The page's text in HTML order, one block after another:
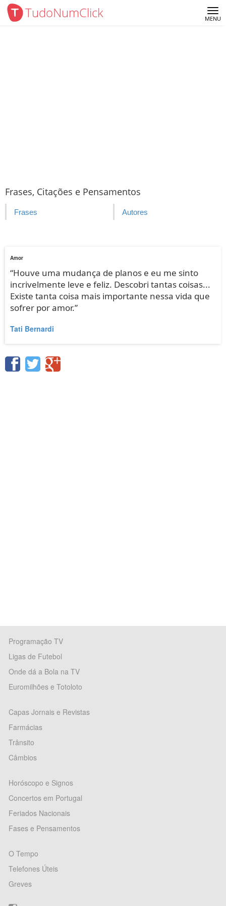
TudoNumClick MENU
Frases, Citações e Pensamentos
Frases Autores
Amor
“Houve uma mudança de planos e eu me sinto
incrivelmente leve e feliz. Descobri tantas coisas...
Existe tanta coisa mais importante nessa vida que
sofrer por amor.”
Tati Bernardi
Programação TV
Ligas de Futebol
Onde dá a Bola na TV
Euromilhões e Totoloto
Capas Jornais e Revistas
Farmácias
Trânsito
Câmbios
Horóscopo e Signos
Concertos em Portugal
Feriados Nacionais
Fases e Pensamentos
O Tempo
Telefones Úteis
Greves